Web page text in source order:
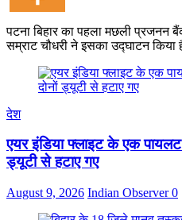
पटना बिहार का पहला मछली प्रजनन
सम्राट चौधरी ने इसका उद्घाटन किया
देश
एयर इंडिया फ्लाइट के एक पायलट
ड्यूटी से हटाए गए
August 9, 2026 Indian Observer0